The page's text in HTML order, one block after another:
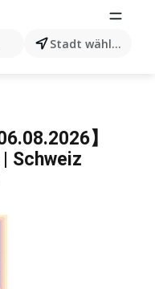
Produkten...
Stadt wählen
】
Schweiz